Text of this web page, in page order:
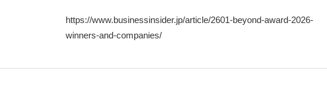
https://www.businessinsider.jp/article/2601-beyond-award-2026-
winners-and-companies/